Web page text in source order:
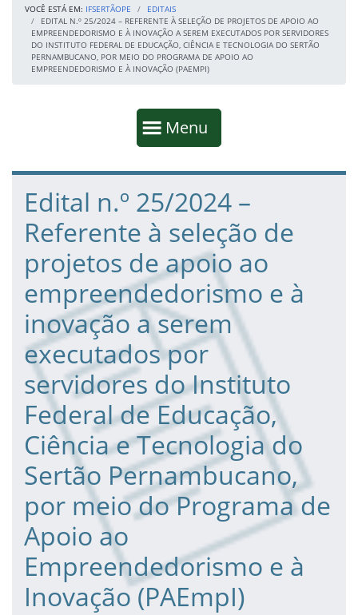
VOCÊ ESTÁ EM: IFSERTÃOPE
EDITAIS
EDITAL N.º 25/2024 – REFERENTE À SELEÇÃO DE PROJETOS DE APOIO AO
EMPREENDEDORISMO E À INOVAÇÃO A SEREM EXECUTADOS POR SERVIDORES
DO INSTITUTO FEDERAL DE EDUCAÇÃO, CIÊNCIA E TECNOLOGIA DO SERTÃO
PERNAMBUCANO, POR MEIO DO PROGRAMA DE APOIO AO
EMPREENDEDORISMO E À INOVAÇÃO (PAEMPI)
Mostrar
Menu
Fim da navegação
Início do conteúdo
Edital n.º 25/2024 –
Referente à seleção de
projetos de apoio ao
empreendedorismo e à
inovação a serem
executados por
servidores do Instituto
Federal de Educação,
Ciência e Tecnologia do
Sertão Pernambucano,
por meio do Programa de
Apoio ao
Empreendedorismo e à
Inovação (PAEmpI)